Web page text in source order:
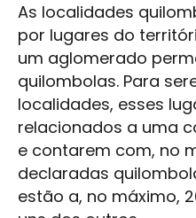
As localidades
por lugares do
um aglomerado
quilombolas. Para
localidades, esses
relacionados a uma
e contarem com, no
declaradas
estão a, no máximo,